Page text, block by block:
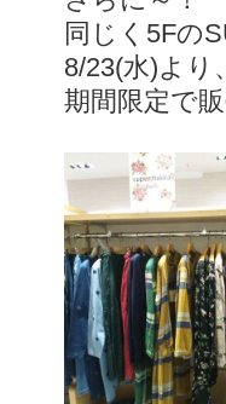
同じく5Fの
8/23(水)より
期間限定で